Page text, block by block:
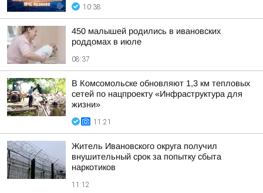
10:38
450 малышей родились в ивановских
роддомах в июле
08:37
В Комсомольске обновляют 1,3 км тепловых
сетей по нацпроекту «Инфраструктура для
жизни»
11:21
Житель Ивановского округа получил
внушительный срок за попытку сбыта
наркотиков
11:12